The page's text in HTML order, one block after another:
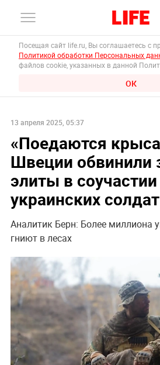
Посещая сайт life.ru, Вы соглашаетесь с
Политикой обработки Персональных
файлов cookie, указанных в данной
ОК
13 апреля 2025, 05:37
«Поедаются
Швеции обвинили
элиты в
украинских солдат
Аналитик Берн: Более миллиона
гниют в лесах